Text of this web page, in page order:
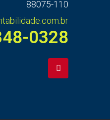
88075-110
0328